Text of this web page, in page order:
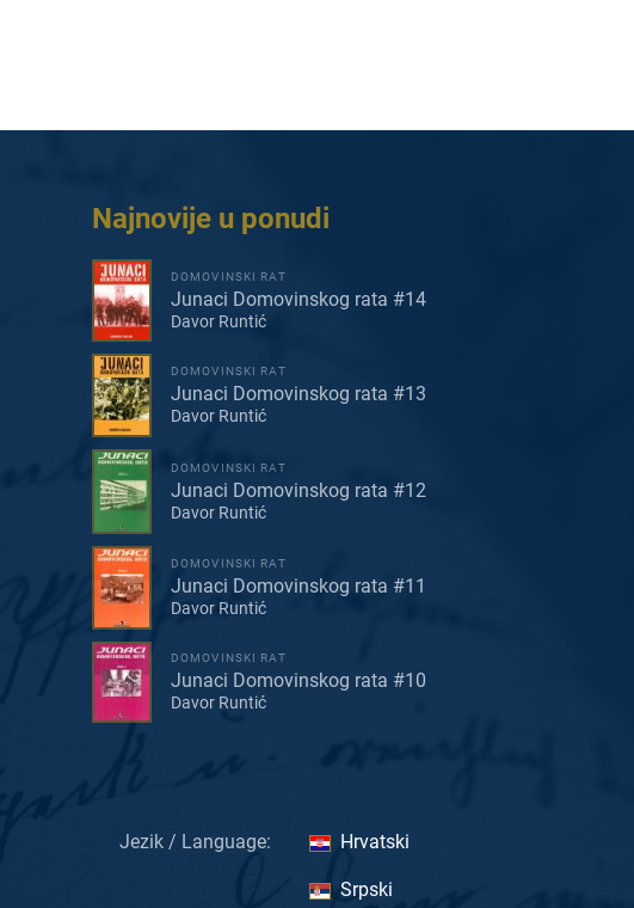
Najnovije u ponudi
DOMOVINSKI RAT
Junaci Domovinskog rata #14
Davor Runtić
DOMOVINSKI RAT
Junaci Domovinskog rata #13
Davor Runtić
DOMOVINSKI RAT
Junaci Domovinskog rata #12
Davor Runtić
DOMOVINSKI RAT
Junaci Domovinskog rata #11
Davor Runtić
DOMOVINSKI RAT
Junaci Domovinskog rata #10
Davor Runtić
Jezik / Language: Hrvatski
Srpski